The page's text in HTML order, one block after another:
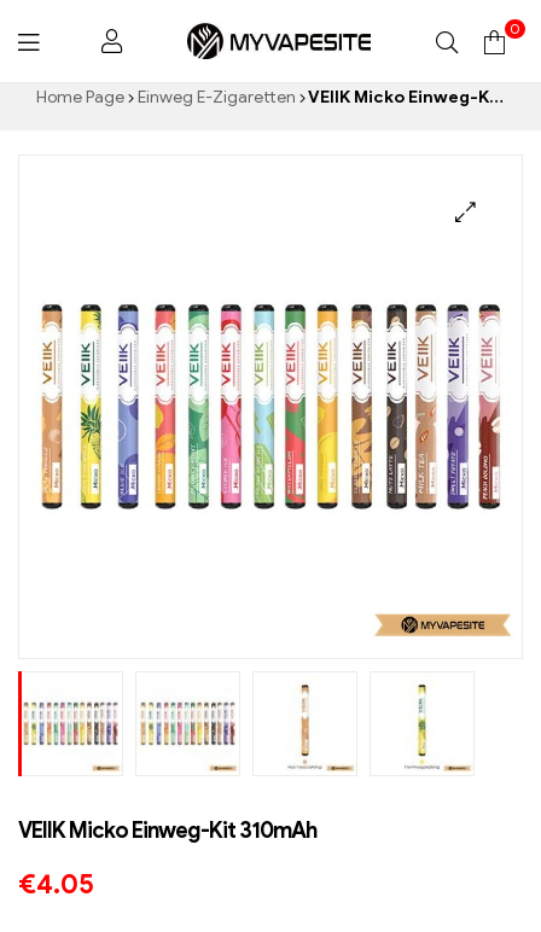
Myvapesite.de
0
Home Page Einweg E-Zigaretten VEIIK Micko Einweg-Kit 310mAh
VEIIK Micko Einweg-Kit 310mAh
€4.05